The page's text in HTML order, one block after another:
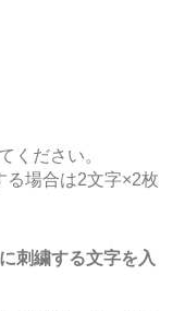
ください。
る場合は2文字×2枚
刺繍する文字を入